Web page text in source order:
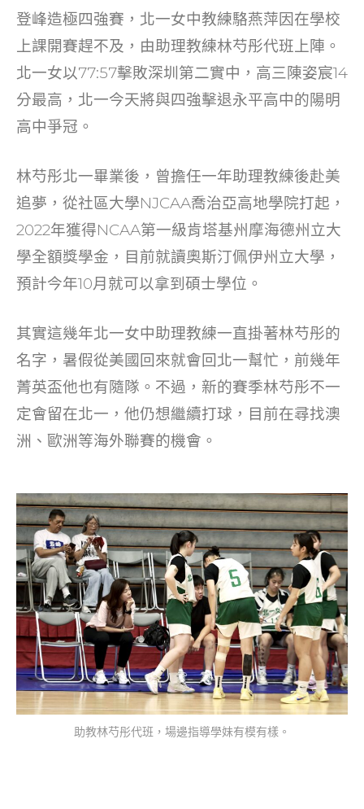
e
b
o
o
k
er l
h
at
e
dI
n
登峰造極四強賽，北一女中教練駱燕萍因在學校
上課開賽趕不及，由助理教練林芍彤代班上陣。
北一女以77:57擊敗深圳第二實中，高三陳姿宸14
分最高，北一今天將與四強擊退永平高中的陽明
高中爭冠。
林芍彤北一畢業後，曾擔任一年助理教練後赴美
追夢，從社區大學NJCAA喬治亞高地學院打起，
2022年獲得NCAA第一級肯塔基州摩海德州立大
學全額獎學金，目前就讀奧斯汀佩伊州立大學，
預計今年10月就可以拿到碩士學位。
其實這幾年北一女中助理教練一直掛著林芍彤的
名字，暑假從美國回來就會回北一幫忙，前幾年
菁英盃他也有隨隊。不過，新的賽季林芍彤不一
定會留在北一，他仍想繼續打球，目前在尋找澳
洲、歐洲等海外聯賽的機會。
助教林芍彤代班，場邊指導學妹有模有樣。